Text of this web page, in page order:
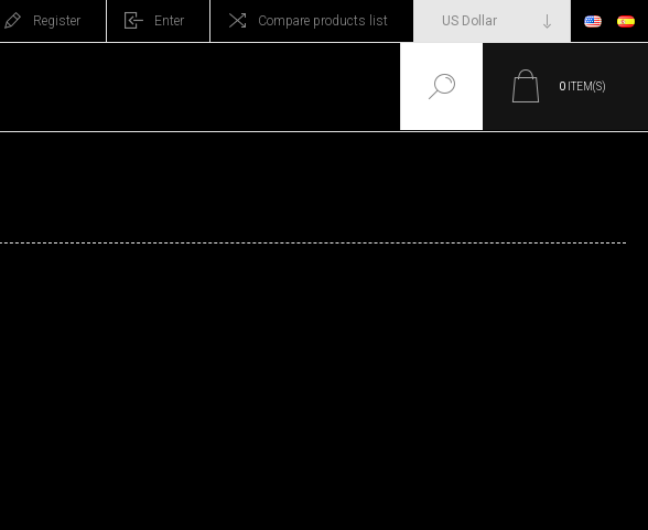
Register Enter Compare products list
0 ITEM(S)